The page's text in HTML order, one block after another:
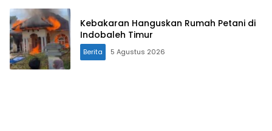
Kebakaran Hanguskan Rumah Petani di
Indobaleh Timur
Berita 5 Agustus 2026